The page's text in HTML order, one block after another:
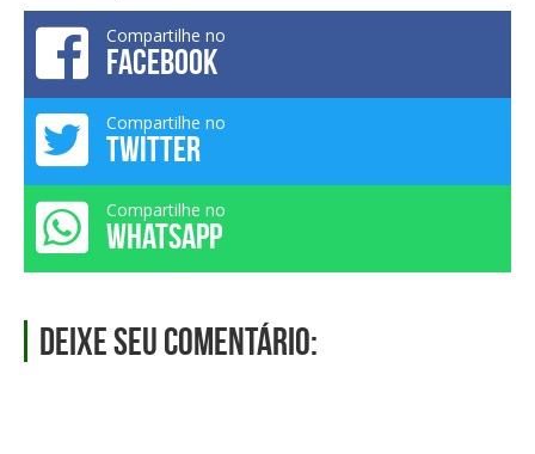
Compartilhe no
FACEBOOK
Compartilhe no
TWITTER
Compartilhe no
WHATSAPP
Deixe seu comentário: